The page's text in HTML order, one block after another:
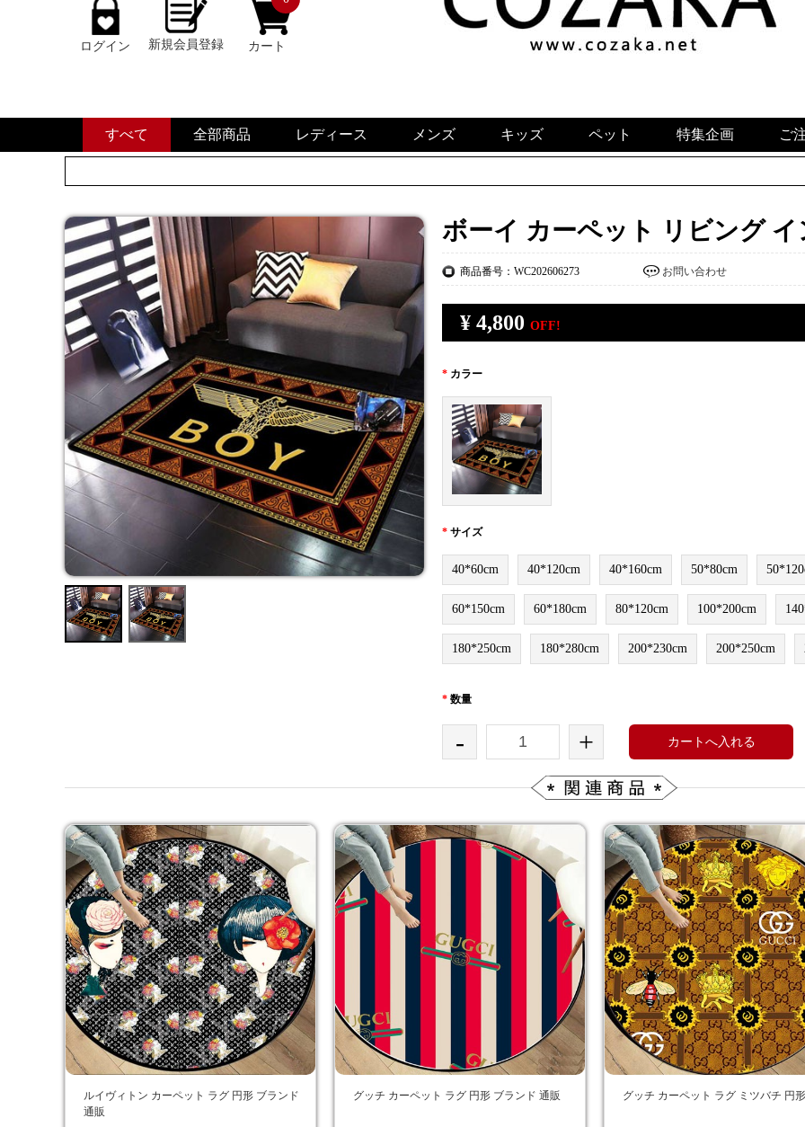
ログイン 新規会員登録 カート
すべて 全部商品 レディース メンズ キッズ ペット 特集企画 ご
ボーイ カーペット リビング イ
商品番号：WC202606273 お問い合わせ
¥ 4,800 OFF!
* カラー
* サイズ
40*60cm 40*120cm 40*160cm 50*80cm
60*150cm 60*180cm 80*120cm 100*200cm
180*250cm 180*280cm 200*230cm 200*250cm
* 数量
- + カートへ入れる
ルイヴィトン カーペット ラグ 円形 ブランド
通販
グッチ カーペット ラグ 円形 ブランド 通販 グッチ カーペット ラグ ミツバチ 円